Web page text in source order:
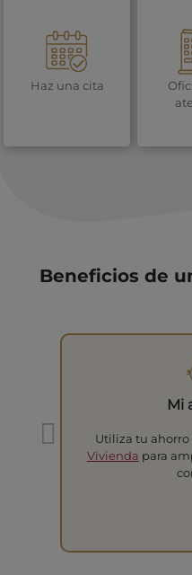
Haz una cita
Beneficios de
Mi
Utiliza tu ahorro
Vivienda para